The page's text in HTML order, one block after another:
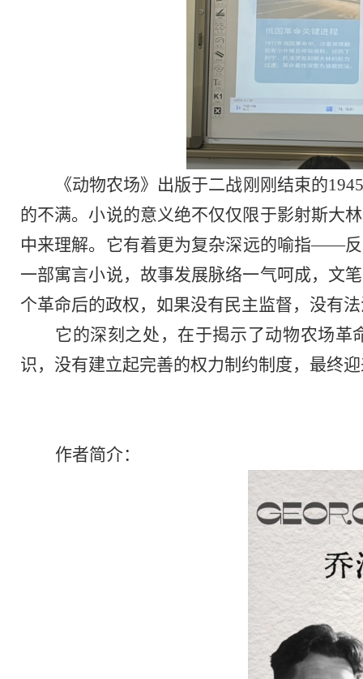
《动物农场》出版于二战刚刚结束的
的不满。小说的意义绝不仅仅限于影射斯大
中来理解。它有着更为复杂深远的喻指——
一部寓言小说，故事发展脉络一气呵成，文
个革命后的政权，如果没有民主监督，没有
它的深刻之处，在于揭示了动物农场
识，没有建立起完善的权力制约制度，最终
作者简介：